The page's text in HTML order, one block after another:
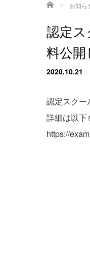
ホーム お知ら
認定
料公開
2020.10.21
認定スクー
詳細は以下
https://